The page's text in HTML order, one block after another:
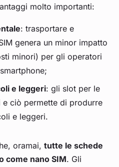
molto importanti:
: trasportare e
genera un minor impatto
minori) per gli operatori
e leggeri: gli slot per le
e ciò permette di produrre
e leggeri.
oramai,tutte le schede
come nano SIM. Gli